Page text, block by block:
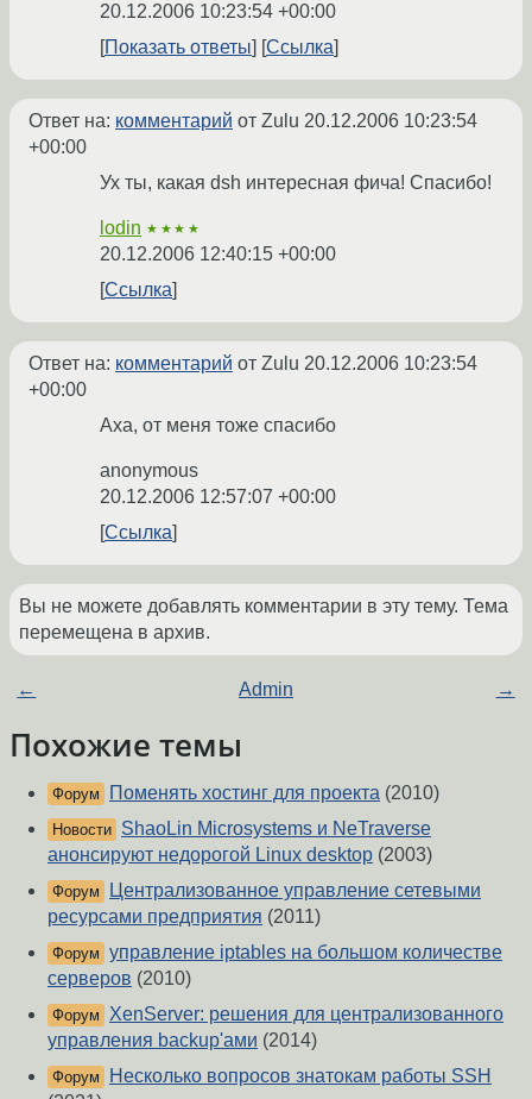
20.12.2006 10:23:54 +00:00
Показать ответы
Ссылка
Ответ на: комментарий от Zulu 20.12.2006 10:23:54
+00:00
Ух ты, какая dsh интересная фича! Спасибо!
lodin ★★★★
20.12.2006 12:40:15 +00:00
Ссылка
Ответ на: комментарий от Zulu 20.12.2006 10:23:54
+00:00
Аха, от меня тоже спасибо
anonymous
20.12.2006 12:57:07 +00:00
Ссылка
Вы не можете добавлять комментарии в эту тему. Тема
перемещена в архив.
← Admin →
Похожие темы
Форум Поменять хостинг для проекта (2010)
Новости ShaoLin Microsystems и NeTraverse
анонсируют недорогой Linux desktop (2003)
Форум
Централизованное управление сетевыми
ресурсами предприятия (2011)
Форум управление iptables на большом количестве
серверов (2010)
Форум
XenServer: решения для централизованного
управления backup'ами (2014)
Форум
Несколько вопросов знатокам работы SSH